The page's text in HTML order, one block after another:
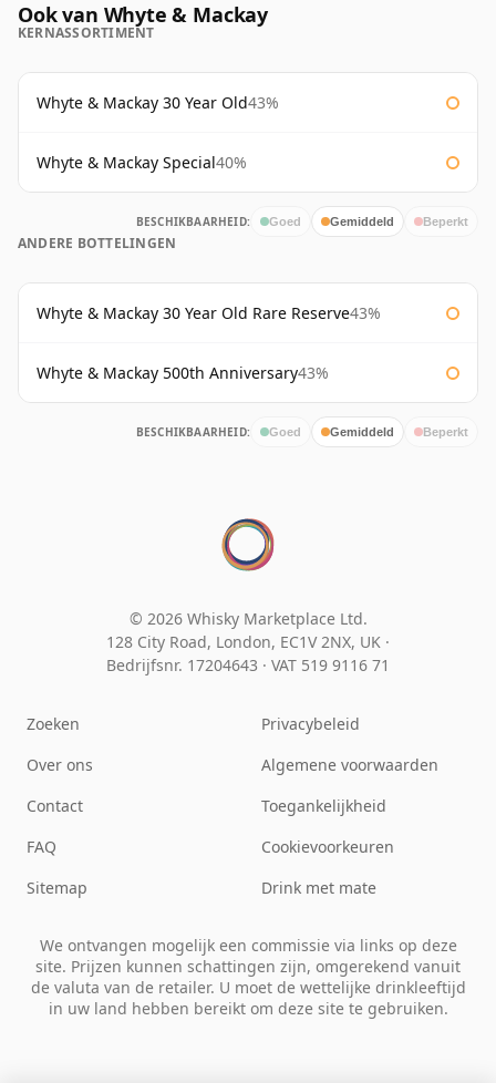
Ook van Whyte & Mackay
KERNASSORTIMENT
Whyte & Mackay 30 Year Old43%
Whyte & Mackay Special40%
BESCHIKBAARHEID: Goed Gemiddeld Beperkt
ANDERE BOTTELINGEN
Whyte & Mackay 30 Year Old Rare Reserve43%
Whyte & Mackay 500th Anniversary43%
BESCHIKBAARHEID: Goed Gemiddeld Beperkt
© 2026 Whisky Marketplace Ltd.
128 City Road, London, EC1V 2NX, UK ·
Bedrijfsnr. 17204643 · VAT 519 9116 71
Zoeken
Over ons
Contact
FAQ
Sitemap
Privacybeleid
Algemene voorwaarden
Toegankelijkheid
Cookievoorkeuren
Drink met mate
We ontvangen mogelijk een commissie via links op deze
site. Prijzen kunnen schattingen zijn, omgerekend vanuit
de valuta van de retailer. U moet de wettelijke drinkleeftijd
in uw land hebben bereikt om deze site te gebruiken.